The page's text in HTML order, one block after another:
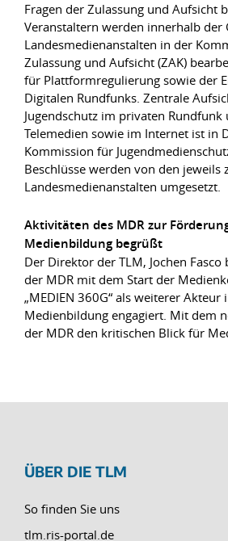
Fragen der Zulassung und Aufsicht
Veranstaltern werden innerhalb der
Landesmedienanstalten in der
Zulassung und Aufsicht (ZAK)
für Plattformregulierung sowie der
Digitalen Rundfunks. Zentrale
Jugendschutz im privaten Rundfunk
Telemedien sowie im Internet ist in
Kommission für
Beschlüsse werden von den jeweils
Landesmedienanstalten umgesetzt.
Aktivitäten des MDR zur
Medienbildung begrüßt
Der Direktor der TLM, Jochen Fasco
der MDR mit dem Start der
„MEDIEN 360G“ als weiterer Akteur
Medienbildung engagiert. Mit dem
der MDR den kritischen Blick für
ÜBER DIE TLM
So finden Sie uns
tlm.ris-portal.de